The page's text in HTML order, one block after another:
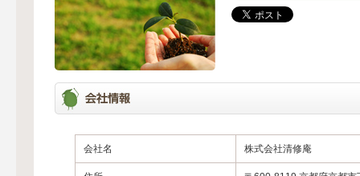
会社名 株式会社清修庵